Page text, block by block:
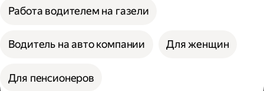
Работа водителем на газели
Водитель на авто компании Для женщин
Для пенсионеров